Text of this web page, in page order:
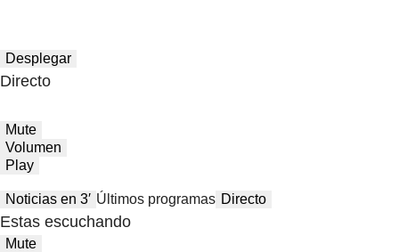
Desplegar
Directo
Mute
Volumen
Play
Noticias en 3′ Últimos programas Directo
Estas escuchando
Mute